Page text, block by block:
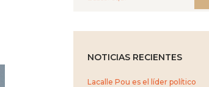
NOTICIAS RECIENTES
Lacalle Pou es el líder político